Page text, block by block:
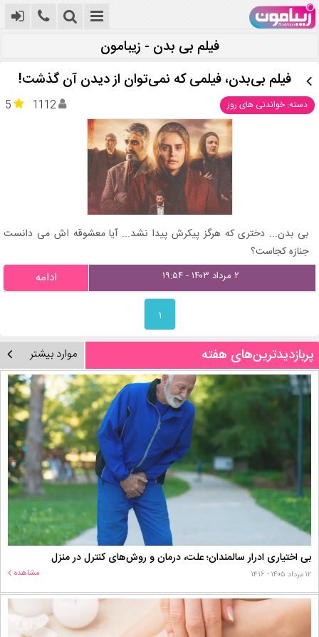
فیلم بی بدن - زیبامون
فیلم بی‌بدن، فیلمی که نمی‌توان از دیدن آن گذشت!
دسته: خواندنی های روز 5 1112
بی بدن... دختری که هرگز پیکرش پیدا نشد... آیا معشوقه اش می دانست
جنازه کجاست؟
۲ مرداد ۱۴۰۳ - ۱۹:۵۴ ادامه
۱
پربازدیدترین‌های هفته موارد بیشتر
بی اختیاری ادرار سالمندان؛ علت، درمان و روش‌های کنترل در منزل
۱۲ مرداد ۱۴۰۵ - ۱۴:۱۶ مشاهده